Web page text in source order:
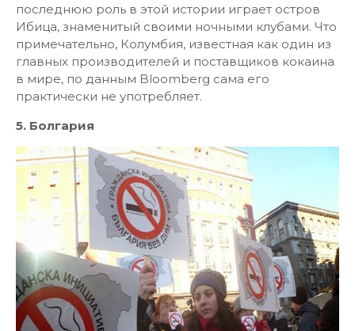
последнюю роль в этой истории играет остров
Ибица, знаменитый своими ночными клубами. Что
примечательно, Колумбия, известная как один из
главных производителей и поставщиков кокаина
в мире, по данным Bloomberg сама его
практически не употребляет.
5. Болгария